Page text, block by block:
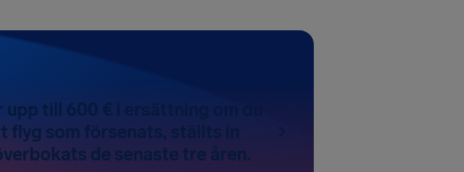
upp till 600 € i ersättning om du
flyg som försenats, ställts in
de senaste tre åren.